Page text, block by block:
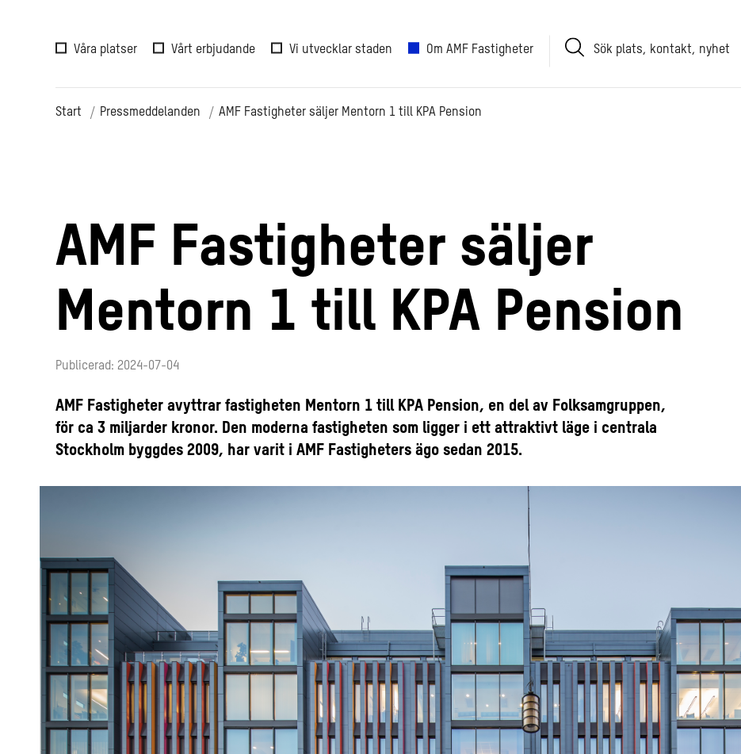
Våra platser Vårt erbjudande Vi utvecklar staden Om AMF Fastigheter
Sök
plats,
kontakt,
Start Pressmeddelanden AMF Fastigheter säljer Mentorn 1 till KPA Pension
AMF Fastigheter säljer
Mentorn 1 till KPA Pension
Publicerad: 2024-07-04
AMF Fastigheter avyttrar fastigheten Mentorn 1 till KPA Pension, en del av Folksamgruppen,
för ca 3 miljarder kronor. Den moderna fastigheten som ligger i ett attraktivt läge i centrala
Stockholm byggdes 2009, har varit i AMF Fastigheters ägo sedan 2015.